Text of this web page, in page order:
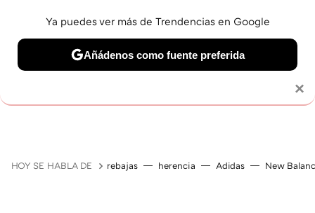
HOY SE HABLA DE rebajas herencia Adidas New
×
Ya puedes ver más de Trendencias en Google
Añádenos como fuente preferida